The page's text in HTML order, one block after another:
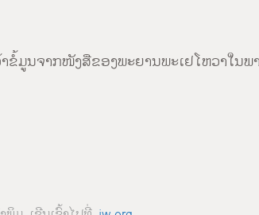
ຂໍ້ມູນຈາກໜັງສືຂອງພະຍານພະເຢໂຫວາໃນພ